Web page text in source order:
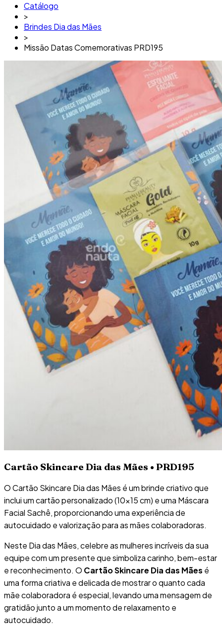
Catálogo
>
Brindes Dia das Mães
>
Missão Datas Comemorativas PRD195
Cartão Skincare Dia das Mães • PRD195
O Cartão Skincare Dia das Mães é um brinde criativo que
inclui um cartão personalizado (10×15 cm) e uma Máscara
Facial Sachê, proporcionando uma experiência de
autocuidado e valorização para as mães colaboradoras.
Neste Dia das Mães, celebre as mulheres incríveis da sua
equipe com um presente que simboliza carinho, bem-estar
e reconhecimento. O Cartão Skincare Dia das Mães é
uma forma criativa e delicada de mostrar o quanto cada
mãe colaboradora é especial, levando uma mensagem de
gratidão junto a um momento de relaxamento e
autocuidado.